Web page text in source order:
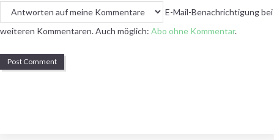
E-Mail-Benachrichtigung bei
weiteren Kommentaren. Auch möglich: Abo ohne Kommentar.